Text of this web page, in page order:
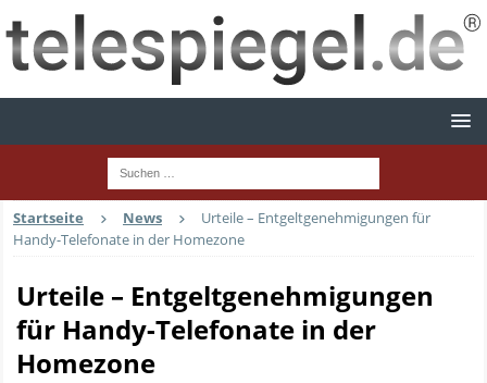
Startseite News
Urteile – Entgeltgenehmigungen für
Handy-Telefonate in der Homezone
Urteile – Entgeltgenehmigungen
für Handy-Telefonate in der
Homezone